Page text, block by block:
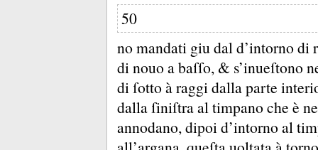
50
no mandati giu dal d’intorno
di nouo a baſſo, & s’inueſtono
di ſotto à raggi dalla parte
dalla ſiniſtra al timpano che è
annodano, dipoi d’intorno al